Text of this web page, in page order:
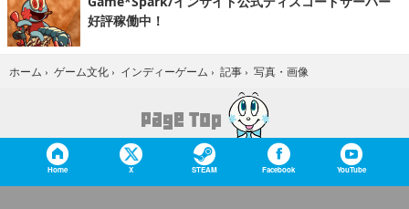
好評稼働中！
ホーム › ゲーム文化 › インディーゲーム › 記事 › 写真・画像
Home X STEAM Facebook YouTube